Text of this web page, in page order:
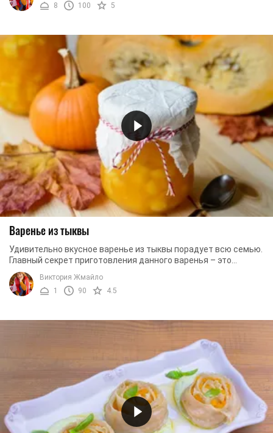
8
100 5
Варенье из тыквы
Удивительно вкусное варенье из тыквы порадует всю семью.
Главный секрет приготовления данного варенья – это
правильно подобрать тыкву. Сырой кусочек ...
Виктория Жмайло
1
90 4.5